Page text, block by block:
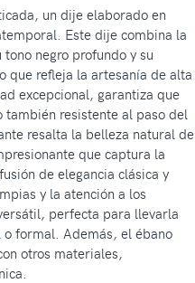
un dije elaborado en
Este dije combina la
negro profundo y su
que refleja la artesanía de alta
excepcional, garantiza que
también resistente al paso del
resalta la belleza natural de
que captura la
de elegancia clásica y
y la atención a los
perfecta para llevarla
o formal. Además, el ébano
otros materiales,